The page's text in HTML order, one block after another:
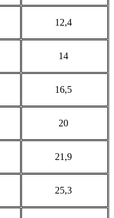
12,4
14
16,5
20
21,9
25,3